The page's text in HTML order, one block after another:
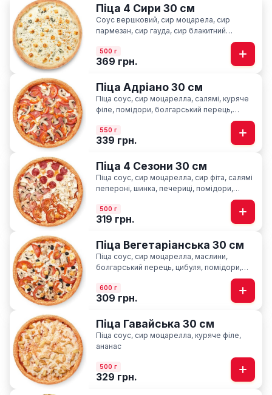
Піца 4 Сири 30 см
Соус вершковий, сир моцарела, сир
пармезан, сир гауда, сир блакитний
500 г
369 грн.
Піца Адріано 30 см
Піца соус, сир моцарелла, салямі, куряче
філе, помідори, болгарський перець,
550 г
339 грн.
Піца 4 Сезони 30 см
Піца соус, сир моцарелла, cир фіта, салямі
пепероні, шинка, печериці, помідори,
500 г
319 грн.
Піца Вегетаріанська 30 см
Піца соус, сир моцарелла, маслини,
болгарський перець, цибуля, помідори,
600 г
309 грн.
Піца Гавайська 30 см
Піца соус, сир моцарелла, куряче філе,
ананас
500 г
329 грн.